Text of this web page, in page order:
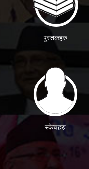
पुस्तकहरु
स्केचहरु